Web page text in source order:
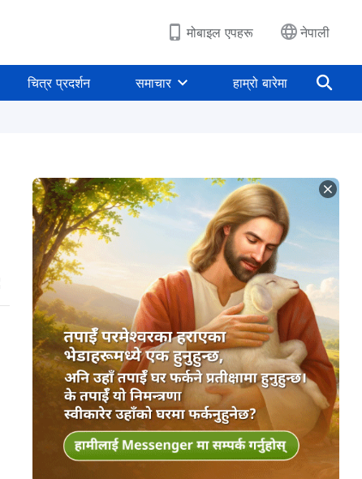
मोबाइल एपहरू नेपाली
चित्र प्रदर्शन समाचार हाम्रो बारेमा